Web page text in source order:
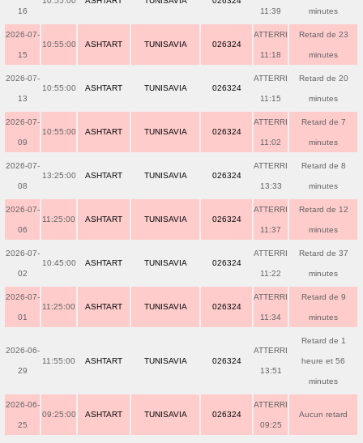
16 11:39 minutes
2026-07-
15
10:55:00 ASHTART TUNISAVIA 026324
ATTERRI
11:18
Retard de 23
minutes
2026-07-
13
10:55:00 ASHTART TUNISAVIA 026324
ATTERRI
11:15
Retard de 20
minutes
2026-07-
09
10:55:00 ASHTART TUNISAVIA 026324
ATTERRI
11:02
Retard de 7
minutes
2026-07-
08
13:25:00 ASHTART TUNISAVIA 026324
ATTERRI
13:33
Retard de 8
minutes
2026-07-
06
11:25:00 ASHTART TUNISAVIA 026324
ATTERRI
11:37
Retard de 12
minutes
2026-07-
02
10:45:00 ASHTART TUNISAVIA 026324
ATTERRI
11:22
Retard de 37
minutes
2026-07-
01
11:25:00 ASHTART TUNISAVIA 026324
ATTERRI
11:34
Retard de 9
minutes
2026-06-
29
11:55:00 ASHTART TUNISAVIA 026324
ATTERRI
13:51
Retard de 1
heure et 56
minutes
2026-06-
25
09:25:00 ASHTART TUNISAVIA 026324
ATTERRI
09:25
Aucun retard